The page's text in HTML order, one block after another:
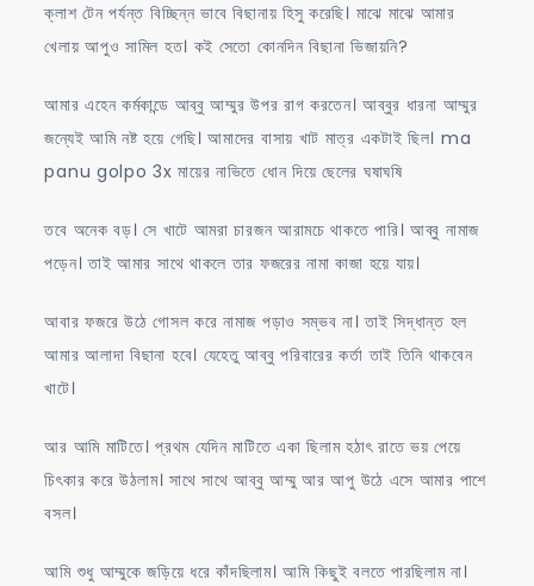
ক্লাশ টেন পর্যন্ত বিচ্ছিন্ন ভাবে বিছানায় হিসু করেছি। মাঝে মাঝে আমার
খেলায় আপুও সামিল হত। কই সেতো কোনদিন বিছানা ভিজায়নি?
আমার এহেন কর্মকান্ডে আব্বু আম্মুর উপর রাগ করতেন। আব্বুর ধারনা আম্মুর
জন্যেই আমি নষ্ট হয়ে গেছি। আমাদের বাসায় খাট মাত্র একটাই ছিল। ma
panu golpo 3x মায়ের নাভিতে ধোন দিয়ে ছেলের ঘষাঘষি
তবে অনেক বড়। সে খাটে আমরা চারজন আরামচে থাকতে পারি। আব্বু নামাজ
পড়েন। তাই আমার সাথে থাকলে তার ফজরের নামা কাজা হয়ে যায়।
আবার ফজরে উঠে গোসল করে নামাজ পড়াও সম্ভব না। তাই সিদ্ধান্ত হল
আমার আলাদা বিছানা হবে। যেহেতু আব্বু পরিবারের কর্তা তাই তিনি থাকবেন
খাটে।
আর আমি মাটিতে। প্রথম যেদিন মাটিতে একা ছিলাম হঠাৎ রাতে ভয় পেয়ে
চিৎকার করে উঠলাম। সাথে সাথে আব্বু আম্মু আর আপু উঠে এসে আমার পাশে
বসল।
আমি শুধু আম্মুকে জড়িয়ে ধরে কাঁদছিলাম। আমি কিছুই বলতে পারছিলাম না।